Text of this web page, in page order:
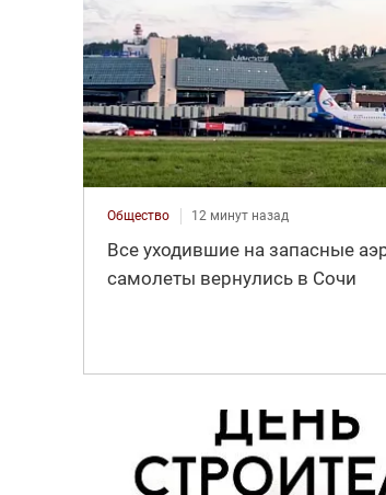
Общество 12 минут назад
Все уходившие на запасные
самолеты вернулись в Сочи